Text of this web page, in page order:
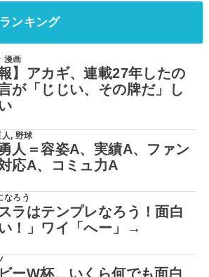
ンキング
漫画
報】アカギ、連載27年したの
が「じじい、その牌だ」し
人, 野球
人＝容姿A、実績A、ファン
応A、コミュ力A
なろう
スラはテンプレなろう！面白
！」ワイ「へー」→
ーW杯、いくら何でも面白